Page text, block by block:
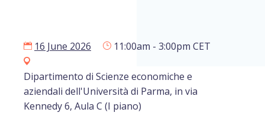
16 June 2026 11:00am - 3:00pm CET
Dipartimento di Scienze economiche e
aziendali dell'Università di Parma, in via
Kennedy 6, Aula C (I piano)